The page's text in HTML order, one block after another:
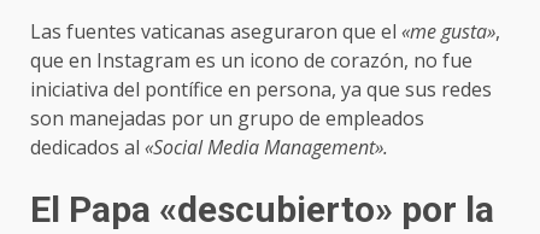
Las fuentes vaticanas aseguraron que el «me gusta»,
que en Instagram es un icono de corazón, no fue
iniciativa del pontífice en persona, ya que sus redes
son manejadas por un grupo de empleados
dedicados al «Social Media Management».
El Papa «descubierto» por la